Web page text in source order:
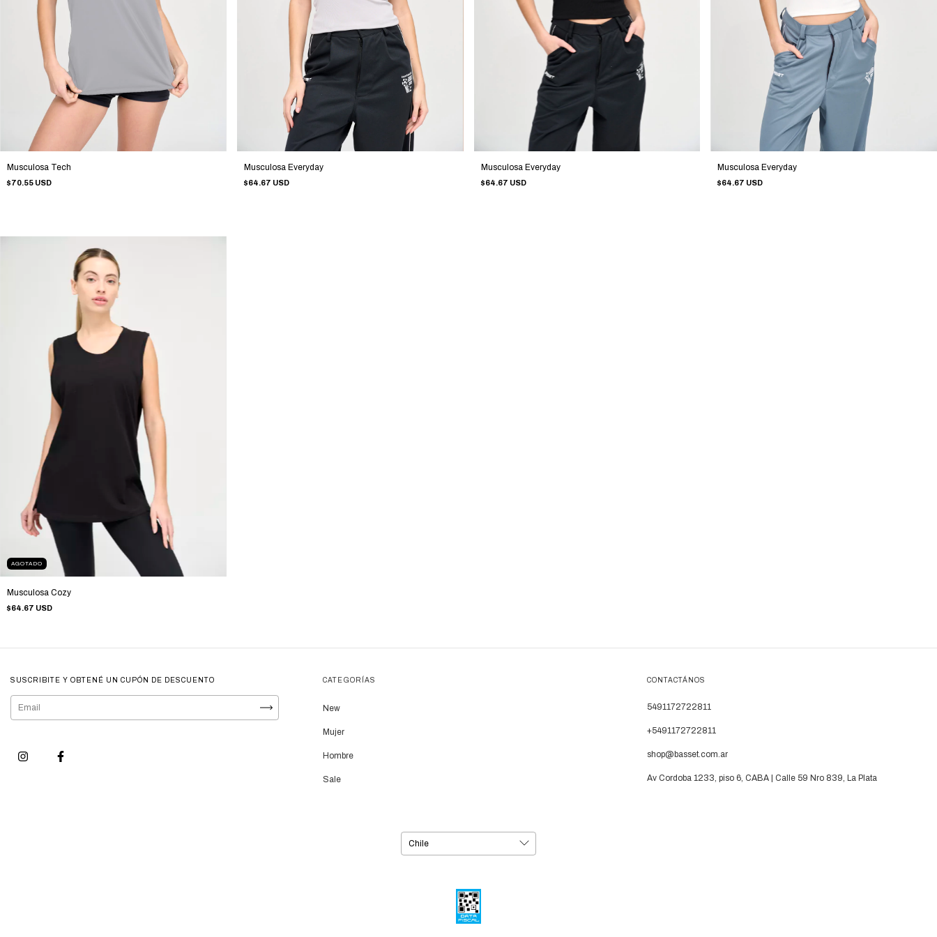
Musculosa Tech
$70.55 USD
Musculosa Everyday
$64.67 USD
Musculosa Everyday
$64.67 USD
Musculosa Everyday
$64.67 USD
AGOTADO
Musculosa Cozy
$64.67 USD
SUSCRIBITE Y OBTENÉ UN CUPÓN DE DESCUENTO CATEGORÍAS
New
Mujer
Hombre
Sale
CONTACTÁNOS
5491172722811
+5491172722811
shop@basset.com.ar
Av Cordoba 1233, piso 6, CABA | Calle 59 Nro 839, La Plata